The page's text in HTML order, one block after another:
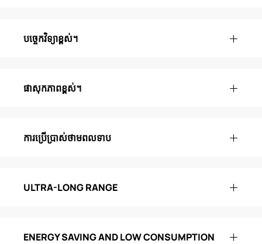
បច្ចេកវិទ្យាខ្ពស់។
ផាសុកភាពខ្ពស់។
ការប្រើប្រាស់ថាមពលទាប
ULTRA-LONG RANGE
ENERGY SAVING AND LOW CONSUMPTION